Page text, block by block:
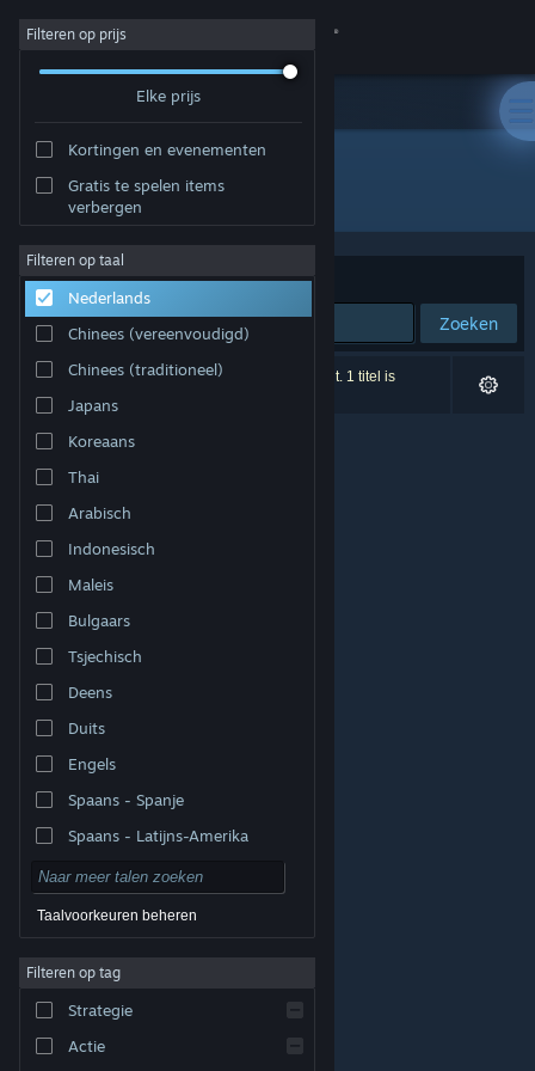
Inloggen
Community
Over
Ondersteuning
Taal wijzigen
Download de mobiele Steam-app
Desktopwebsite weergeven
© Valve Corporation. Alle rechten voorbehouden. Alle
handelsmerken zijn eigendom van hun respectieve
Privacybeleid|Juridische informatie
Toegankelijkheid
|
Terugbetalingen
Filteren op prijs
Elke prijs
Kortingen en evenementen
Gratis te spelen items
verbergen
Filteren op taal
Nederlands
Chinees (vereenvoudigd)
Chinees (traditioneel)
Japans
Koreaans
Thai
Arabisch
Indonesisch
Maleis
Bulgaars
Tsjechisch
Deens
Duits
Engels
Spaans - Spanje
Spaans - Latijns-Amerika
Taalvoorkeuren beheren
Filteren op tag
Strategie
Actie
Ontwikkelaar: Scheme Street
Sorteren op Relevantie
Zoeken
0 resultaten komen overeen met je zoekopdracht. 1 titel is
uitgesloten op basis van je voorkeuren.